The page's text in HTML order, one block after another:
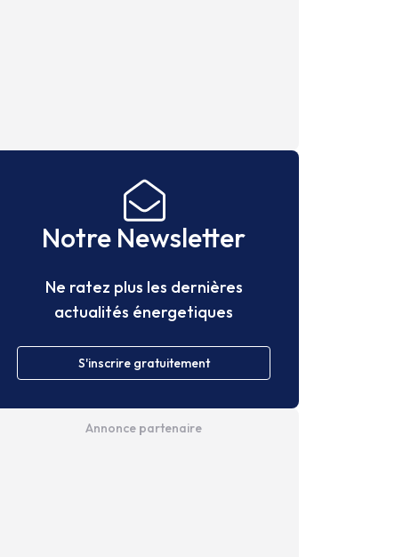
Notre Newsletter
Ne ratez plus les dernières
actualités énergetiques
S'inscrire gratuitement
Annonce partenaire